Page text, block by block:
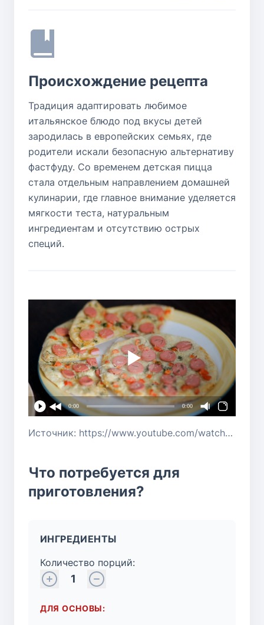
Происхождение рецепта
Традиция адаптировать любимое
итальянское блюдо под вкусы детей
зародилась в европейских семьях, где
родители искали безопасную альтернативу
фастфуду. Со временем детская пицца
стала отдельным направлением домашней
кулинарии, где главное внимание уделяется
мягкости теста, натуральным
ингредиентам и отсутствию острых
специй.
0:00 0:00
Источник: https://www.youtube.com/watch?v=DQHiP6Vhx0w
Что потребуется для
приготовления?
ИНГРЕДИЕНТЫ
Количество порций:
1
ДЛЯ ОСНОВЫ: